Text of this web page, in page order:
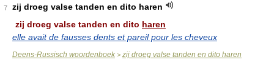
7
zij droeg valse tanden en dito haren
zij droeg valse tanden en dito haren
elle avait de fausses dents et pareil pour les cheveux
Deens-Russisch woordenboek > zij droeg valse tanden en dito haren